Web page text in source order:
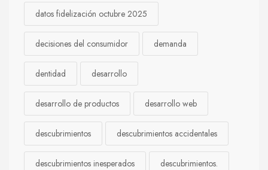
datos fidelización octubre 2025
decisiones del consumidor demanda
dentidad desarrollo
desarrollo de productos desarrollo web
descubrimientos descubrimientos accidentales
descubrimientos inesperados descubrimientos.